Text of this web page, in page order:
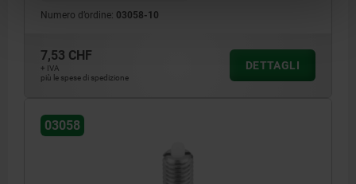
Numero d’ordine: 03058-10
7,53 CHF
+ IVA
più le spese di spedizione
DETTAGLI
03058